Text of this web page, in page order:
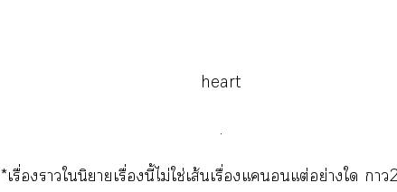
heart
.
*เรื่องาในิยายเรื่องนี้ไม่ใช่เส้นเรื่องแอนแต่อย่างใ า